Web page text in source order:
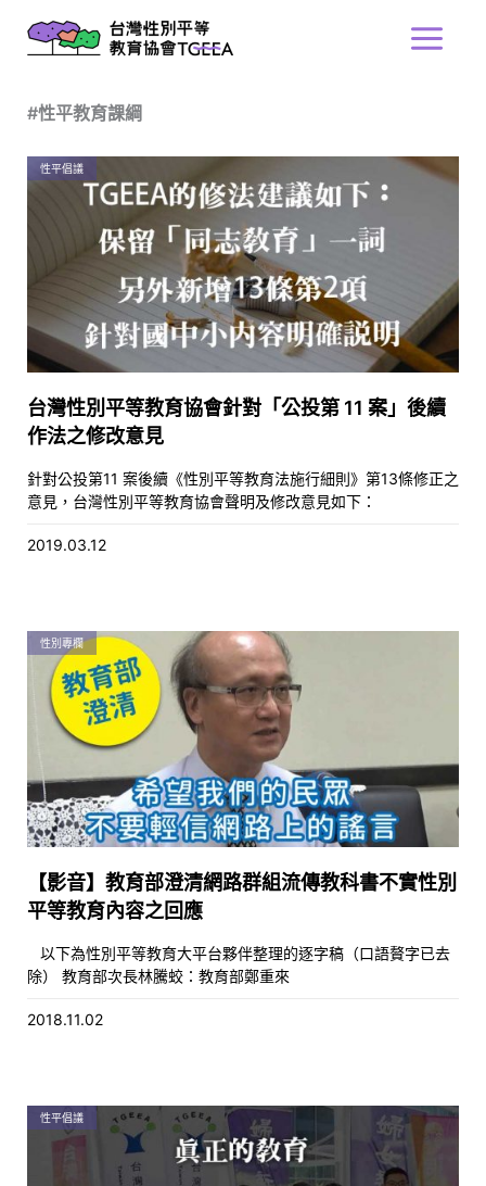
Main
#性平教育課綱
性平倡議
台灣性別平等教育協會針對「公投第 11 案」後續
作法之修改意見
針對公投第11 案後續《性別平等教育法施行細則》第13條修正之
意見，台灣性別平等教育協會聲明及修改意見如下：
2019.03.12
性別專欄
【影音】教育部澄清網路群組流傳教科書不實性別
平等教育內容之回應
以下為性別平等教育大平台夥伴整理的逐字稿（口語贅字已去
除） 教育部次長林騰蛟：教育部鄭重來
2018.11.02
性平倡議